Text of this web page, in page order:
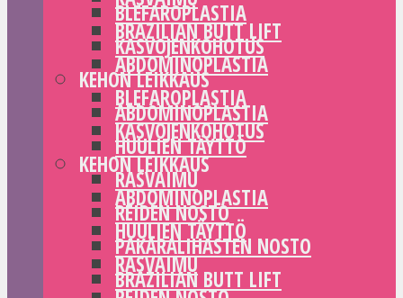
BLEFAROPLASTIA
KASVOJENKOHOTUS
KEHON LEIKKAUS
ABDOMINOPLASTIA
HUULIEN TÄYTTÖ
RASVAIMU
REIDEN NOSTO
PAKARALIHASTEN NOSTO
BRAZILIAN BUTT LIFT
BRAZILIAN BUTT LIFT
ABDOMINOPLASTIA
BLEFAROPLASTIA
KASVOJENKOHOTUS
KEHON LEIKKAUS
ABDOMINOPLASTIA
HUULIEN TÄYTTÖ
RASVAIMU